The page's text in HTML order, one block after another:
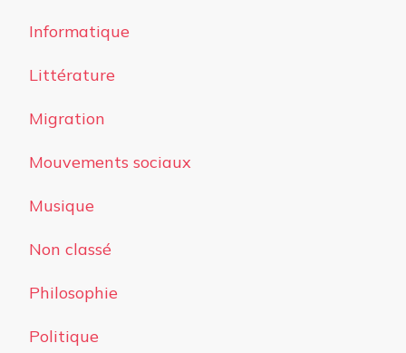
Informatique
Littérature
Migration
Mouvements sociaux
Musique
Non classé
Philosophie
Politique